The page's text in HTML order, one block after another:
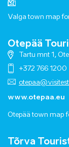
Valga town map
Otepää
Tartu mnt 1,
+372 766 1200
www.otepaa.eu
Otepää town map
Tõrva